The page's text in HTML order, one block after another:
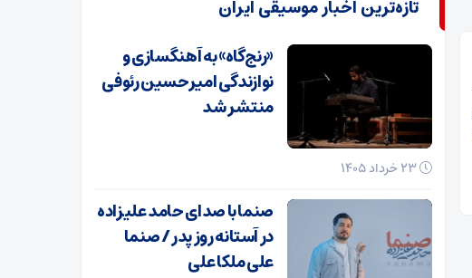
تازه‌ترین اخبار موسیقی ایران
«رنج‌گاه» به آهنگسازی و
نوازندگی امیرحسین رئوفی
منتشر شد
صنما با صدای حامد علیزاده
در آستانه روز پدر / صنما
علی ملکا علی